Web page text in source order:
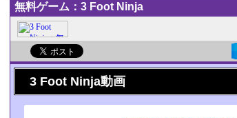
無料ゲーム：3 Foot Ninja
3 Foot Ninja動画